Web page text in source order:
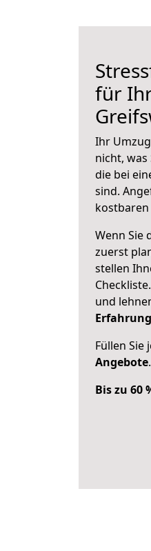
für
Ihr
nicht, was
die bei
sind.
kostbaren
Wenn Sie
zuerst
stellen
Checkliste.
und
Erfahrung
Füllen Sie
Angebote.
Bis zu 60